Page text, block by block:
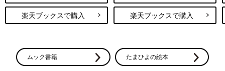
楽天ブックスで購入 楽天ブックスで購入
ムック書籍 たまひよの絵本